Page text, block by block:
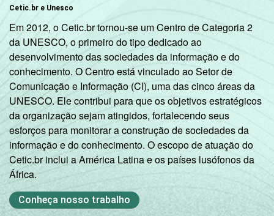
Cetic.br e Unesco
Em 2012, o Cetic.br tornou-se um Centro de Categoria 2
da UNESCO, o primeiro do tipo dedicado ao
desenvolvimento das sociedades da informação e do
conhecimento. O Centro está vinculado ao Setor de
Comunicação e Informação (CI), uma das cinco áreas da
UNESCO. Ele contribui para que os objetivos estratégicos
da organização sejam atingidos, fortalecendo seus
esforços para monitorar a construção de sociedades da
informação e do conhecimento. O escopo de atuação do
Cetic.br inclui a América Latina e os países lusófonos da
África.
Conheça nosso trabalho